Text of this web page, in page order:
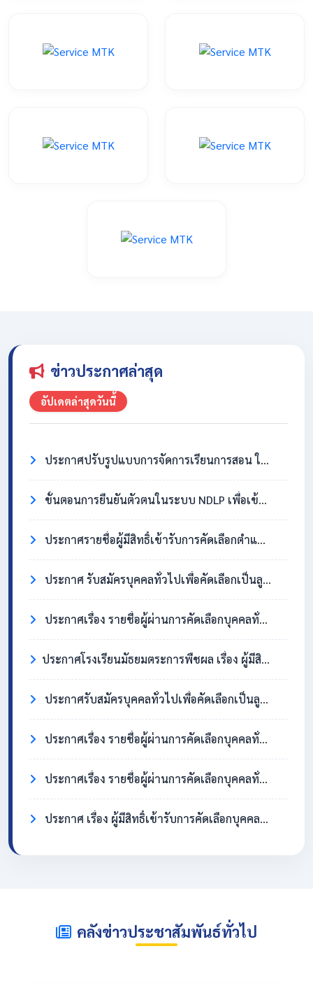
ข่าวประกาศล่าสุด
อัปเดตล่าสุดวันนี้
ประกาศปรับรูปแบบการจัดการเรียนการสอน ในวันที่ 31 กรกฎาคม 2569
ขั้นตอนการยืนยันตัวตนในระบบ NDLP เพื่อเข้าใช้งาน Chromebook
ประกาศรายชื่อผู้มีสิทธิ์เข้ารับการคัดเลือกตำแหน่งครูอัตราจ้าง วิชาเอกสังคมศึกษา
ประกาศ รับสมัครบุคคลทั่วไปเพื่อคัดเลือกเป็นลูกจ้างชั่วคราว ตำแหน่งครูอัตราจ้าง วิชาเอกสังคมศึกษา
ประกาศเรื่อง รายชื่อผู้ผ่านการคัดเลือกบุคคลทั่วไปเพื่อจ้างเป็นลูกจ้างชั่วคราว ตำแหน่ง แม่บ้าน/นักการภารโรง
​ประกาศโรงเรียนมัธยมตระการพืชผล เรื่อง ผู้มีสิทธิ์เข้ารับการคัดเลือกบุคคลทั่วไปเพื่อจ้างเป็นลูกจ้างชั่วคราว ตำแหน่งแม่บ้าน / นักการภารโรง
ประกาศรับสมัครบุคคลทั่วไปเพื่อคัดเลือกเป็นลูกจ้างชั่วคราว ตำแหน่งแม่บ้าน / นักการภารโรง
ประกาศเรื่อง รายชื่อผู้ผ่านการคัดเลือกบุคคลทั่วไปเพื่อจ้างเป็นลูกจ้างชั่วคราว ตำแหน่งครูอัตราจ้าง วิชาเอกภาษาอังกฤษ
ประกาศเรื่อง รายชื่อผู้ผ่านการคัดเลือกบุคคลทั่วไปเพื่อจ้างเป็นลูกจ้างชั่วคราว ตำแหน่ง แม่บ้าน/นักการภารโรง
ประกาศ เรื่อง ผู้มีสิทธิ์เข้ารับการคัดเลือกบุคคลทั่วไปเพื่อจ้างเป็นลูกจ้างชั่วคราว ตำแหน่งครูอัตราจ้าง วิชาเอกภาษาอังกฤษ
คลังข่าวประชาสัมพันธ์ทั่วไป